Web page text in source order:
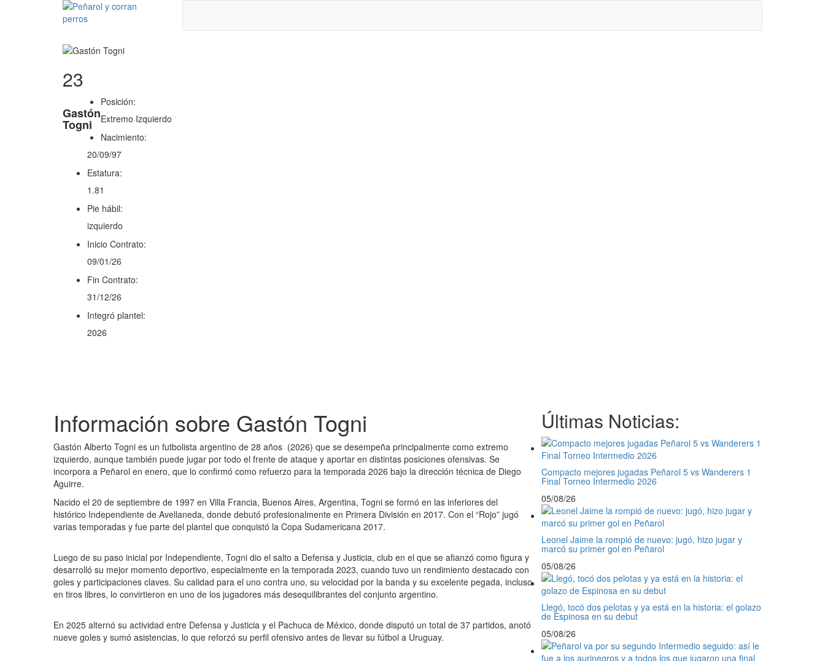
23
Gastón
Togni
Posición:
Extremo Izquierdo
Nacimiento:
20/09/97
Estatura:
1.81
Pie hábil:
izquierdo
Inicio Contrato:
09/01/26
Fin Contrato:
31/12/26
Integró plantel:
2026
Información sobre Gastón Togni
Gastón Alberto Togni es un futbolista argentino de 28 años (2026) que se desempeña principalmente como extremo
izquierdo, aunque también puede jugar por todo el frente de ataque y aportar en distintas posiciones ofensivas. Se
incorpora a Peñarol en enero, que lo confirmó como refuerzo para la temporada 2026 bajo la dirección técnica de Diego
Aguirre.
Nacido el 20 de septiembre de 1997 en Villa Francia, Buenos Aires, Argentina, Togni se formó en las inferiores del
histórico Independiente de Avellaneda, donde debutó profesionalmente en Primera División en 2017. Con el “Rojo” jugó
varias temporadas y fue parte del plantel que conquistó la Copa Sudamericana 2017.
Luego de su paso inicial por Independiente, Togni dio el salto a Defensa y Justicia, club en el que se afianzó como figura y
desarrolló su mejor momento deportivo, especialmente en la temporada 2023, cuando tuvo un rendimiento destacado con
goles y participaciones claves. Su calidad para el uno contra uno, su velocidad por la banda y su excelente pegada, incluso
en tiros libres, lo convirtieron en uno de los jugadores más desequilibrantes del conjunto argentino.
En 2025 alternó su actividad entre Defensa y Justicia y el Pachuca de México, donde disputó un total de 37 partidos, anotó
nueve goles y sumó asistencias, lo que reforzó su perfil ofensivo antes de llevar su fútbol a Uruguay.
Últimas Noticias:
Compacto mejores jugadas Peñarol 5 vs Wanderers 1
Final Torneo Intermedio 2026
05/08/26
Leonel Jaime la rompió de nuevo: jugó, hizo jugar y
marcó su primer gol en Peñarol
05/08/26
Llegó, tocó dos pelotas y ya está en la historia: el golazo
de Espinosa en su debut
05/08/26